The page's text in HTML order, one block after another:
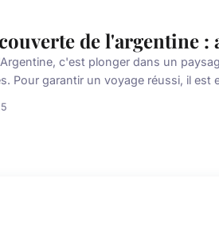
de l'argentine
c'est plonger dans un
Pour garantir un voyage réussi, il